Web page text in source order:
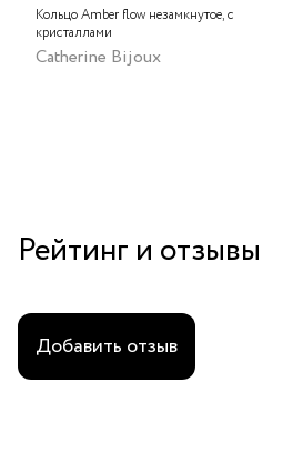
Кольцо Amber flow незамкнутое, с
кристаллами
Catherine Bijoux
Рейтинг и отзывы
Добавить отзыв